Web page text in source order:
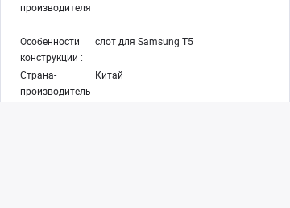
производителя
:
Особенности
конструкции :
слот для Samsung T5
Страна-
производитель
Китай